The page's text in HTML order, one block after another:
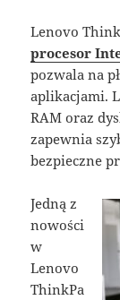
Lenovo
procesor
pozwala na
aplikacjami.
RAM oraz
zapewnia
bezpieczne
Jedną z
nowości
w
Lenovo
ThinkPa